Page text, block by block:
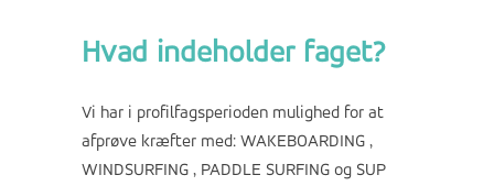
Hvad indeholder faget?
Vi har i profilfagsperioden mulighed for at
afprøve kræfter med: WAKEBOARDING ,
WINDSURFING , PADDLE SURFING og SUP